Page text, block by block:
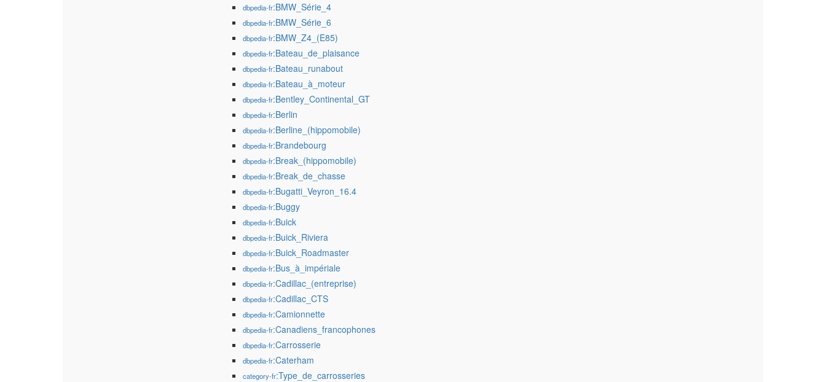
dbpedia-fr:BMW_Série_4
dbpedia-fr:BMW_Série_6
dbpedia-fr:BMW_Z4_(E85)
dbpedia-fr:Bateau_de_plaisance
dbpedia-fr:Bateau_runabout
dbpedia-fr:Bateau_à_moteur
dbpedia-fr:Bentley_Continental_GT
dbpedia-fr:Berlin
dbpedia-fr:Berline_(hippomobile)
dbpedia-fr:Brandebourg
dbpedia-fr:Break_(hippomobile)
dbpedia-fr:Break_de_chasse
dbpedia-fr:Bugatti_Veyron_16.4
dbpedia-fr:Buggy
dbpedia-fr:Buick
dbpedia-fr:Buick_Riviera
dbpedia-fr:Buick_Roadmaster
dbpedia-fr:Bus_à_impériale
dbpedia-fr:Cadillac_(entreprise)
dbpedia-fr:Cadillac_CTS
dbpedia-fr:Camionnette
dbpedia-fr:Canadiens_francophones
dbpedia-fr:Carrosserie
dbpedia-fr:Caterham
category-fr:Type_de_carrosseries